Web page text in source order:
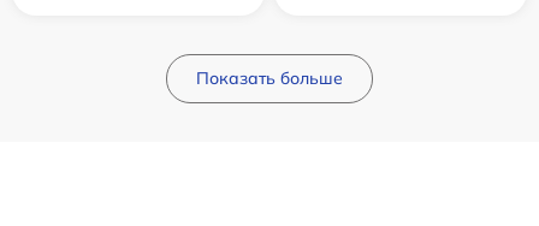
Показать больше